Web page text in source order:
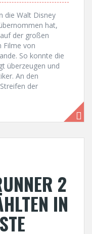
die Walt Disney
hat,
der großen
Filme von
So konnte die
überzeugen und
An den
der
2
IN